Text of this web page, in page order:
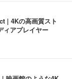
| 4Kの高画質スト
ィアプレイヤー